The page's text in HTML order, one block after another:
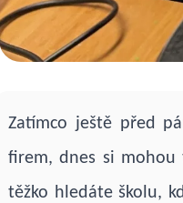
Zatímco ještě před
firem, dnes si mohou
těžko hledáte školu,